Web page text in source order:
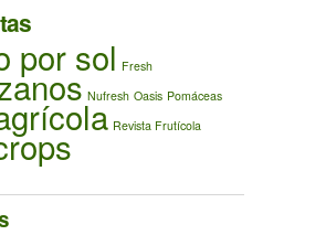
por sol Fresh
Nufresh Oasis Pomáceas
Revista Frutícola